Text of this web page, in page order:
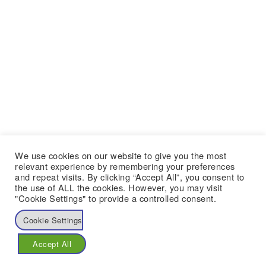
We use cookies on our website to give you the most
relevant experience by remembering your preferences
and repeat visits. By clicking “Accept All”, you consent to
the use of ALL the cookies. However, you may visit
"Cookie Settings" to provide a controlled consent.
Cookie Settings
Accept All